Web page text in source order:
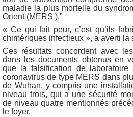
mala­die la plus mor­telle du
Orient (MERS ).”
« Ce qui fait peur, c’est qu’ils
chi­mé­riques infec­tieux », a aver­ti la
Ces résul­tats concordent avec
dans les docu­ments obte­nus en
que la fal­si­fi­ca­tion de
coro­na­vi­rus de type MERS dans
de Wuhan, y com­pris une
niveau trois, qui a une sécu­ri­té
de niveau quatre men­tion­nés
le foyer.